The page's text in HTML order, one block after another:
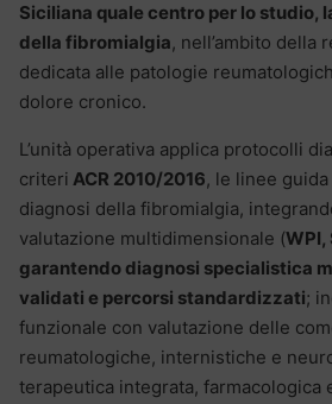
Siciliana quale centro per lo studio,
della fibromialgia, nell’ambito della
dedicata alle patologie
dolore cronico.
L’unità operativa applica protocolli
criteri ACR 2010/2016, le linee
diagnosi della fibromialgia,
valutazione multidimensionale (WPI,
garantendo diagnosi specialistica
validati e percorsi standardizzati;
funzionale con valutazione delle
reumatologiche, internistiche e
terapeutica integrata, farmacologica